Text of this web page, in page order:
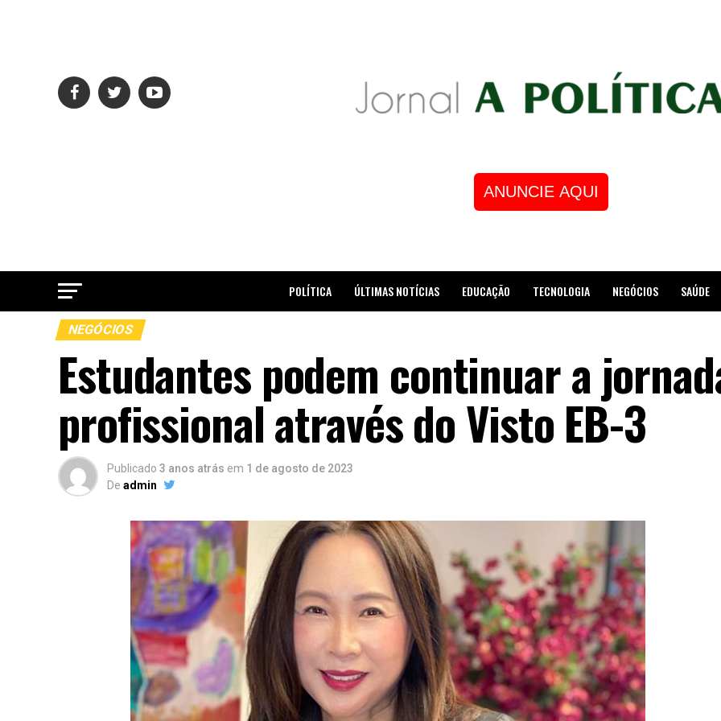
ANUNCIE AQUI
POLÍTICA ÚLTIMAS NOTÍCIAS EDUCAÇÃO TECNOLOGIA NEGÓCIOS SAÚDE
NEGÓCIOS
Estudantes podem continuar a
profissional através do Visto EB-3
Publicado 3 anos atrás em 1 de agosto de 2023
De admin